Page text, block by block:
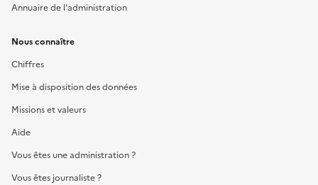
Annuaire de l'administration
Nous connaître
Chiffres
Mise à disposition des données
Missions et valeurs
Aide
Vous êtes une administration ?
Vous êtes journaliste ?